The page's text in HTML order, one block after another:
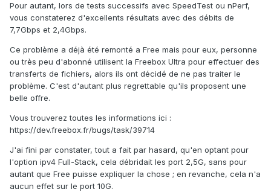
Pour autant, lors de tests successifs avec SpeedTest ou nPerf,
vous constaterez d'excellents résultats avec des débits de
7,7Gbps et 2,4Gbps.
Ce problème a déjà été remonté a Free mais pour eux, personne
ou très peu d'abonné utilisent la Freebox Ultra pour effectuer des
transferts de fichiers, alors ils ont décidé de ne pas traiter le
problème. C'est d'autant plus regrettable qu'ils proposent une
belle offre.
Vous trouverez toutes les informations ici :
https://dev.freebox.fr/bugs/task/39714
J'ai fini par constater, tout a fait par hasard, qu'en optant pour
l'option ipv4 Full-Stack, cela débridait les port 2,5G, sans pour
autant que Free puisse expliquer la chose ; en revanche, cela n'a
aucun effet sur le port 10G.